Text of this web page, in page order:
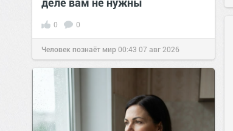
0 0
Человек познаёт мир00:43 07 авг 2026